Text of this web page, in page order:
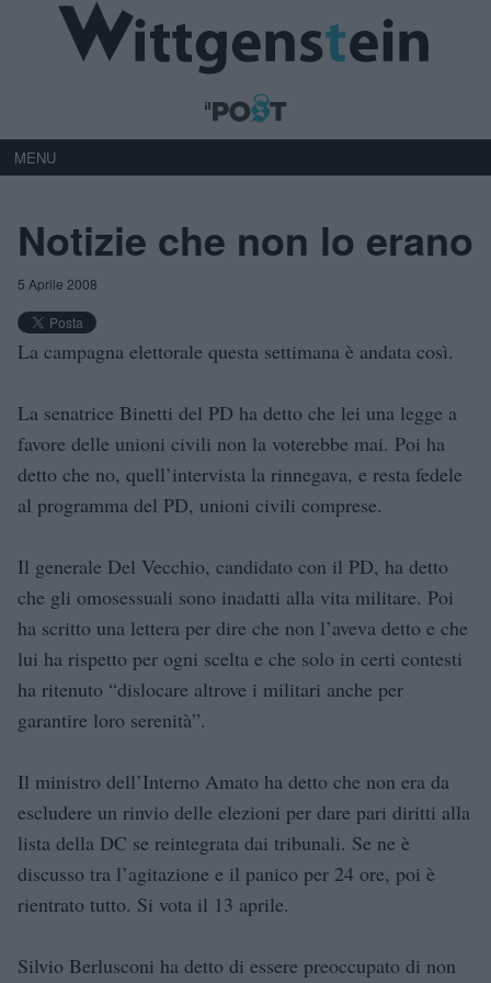
MENU
Notizie che non lo erano
5 Aprile 2008
La campagna elettorale questa settimana è andata così.
La senatrice Binetti del PD ha detto che lei una legge a
favore delle unioni civili non la voterebbe mai. Poi ha
detto che no, quell’intervista la rinnegava, e resta fedele
al programma del PD, unioni civili comprese.
Il generale Del Vecchio, candidato con il PD, ha detto
che gli omosessuali sono inadatti alla vita militare. Poi
ha scritto una lettera per dire che non l’aveva detto e che
lui ha rispetto per ogni scelta e che solo in certi contesti
ha ritenuto “dislocare altrove i militari anche per
garantire loro serenità”.
Il ministro dell’Interno Amato ha detto che non era da
escludere un rinvio delle elezioni per dare pari diritti alla
lista della DC se reintegrata dai tribunali. Se ne è
discusso tra l’agitazione e il panico per 24 ore, poi è
rientrato tutto. Si vota il 13 aprile.
Silvio Berlusconi ha detto di essere preoccupato di non